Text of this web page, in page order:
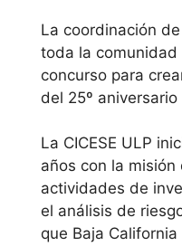
La coordinación de
toda la
concurso para
del 25º aniversario
La CICESE ULP
años con la
actividades de
el análisis de
que Baja